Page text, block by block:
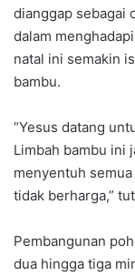
dianggap sebagai
dalam
natal ini semakin
bambu.
“Yesus datang
Limbah bambu ini
menyentuh
tidak berharga,”
Pembangunan
dua hingga tiga